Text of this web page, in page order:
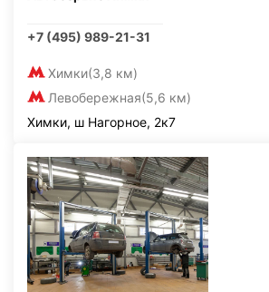
+7 (495) 989-21-31
Химки(3,8 км)
Левобережная(5,6 км)
Химки, ш Нагорное, 2к7